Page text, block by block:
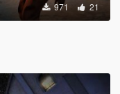
971 21